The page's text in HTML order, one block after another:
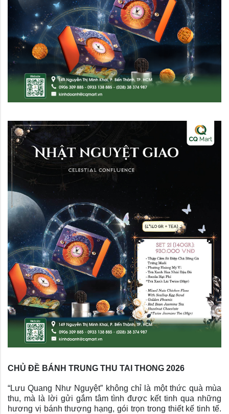
CHỦ ĐỀ BÁNH TRUNG THU TAI THONG 2026
“Lưu Quang Như Nguyệt” không chỉ là một thức quà mùa
thu, mà là lời gửi gắm tâm tình được kết tinh qua những
hương vị bánh thượng hạng, gói trọn trong thiết kế tinh tế.